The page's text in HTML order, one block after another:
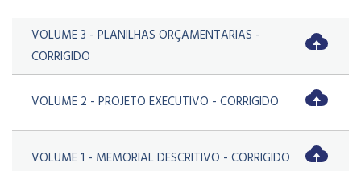
VOLUME 3 - PLANILHAS ORÇAMENTARIAS -
CORRIGIDO
VOLUME 2 - PROJETO EXECUTIVO - CORRIGIDO
VOLUME 1 - MEMORIAL DESCRITIVO - CORRIGIDO